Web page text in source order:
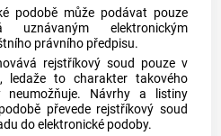
podobě může podávat pouze
uznávaným elektronickým
právního předpisu.
rejstříkový soud pouze v
ledaže to charakter takového
neumožňuje. Návrhy a listiny
převede rejstříkový soud
do elektronické podoby.